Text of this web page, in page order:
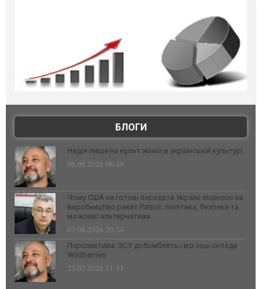
БЛОГИ
Надія лише на культ жінки в українській культурі
06.08.2026 08:49
Чому США не готові передати Україні ліцензію на
виробництво ракет Patriot: політика, безпека та
можливі альтернативи
03.08.2026 20:24
Перспектива: ЗСУ добомблять і всі інші склади
Wildberries
23.07.2026 11:31